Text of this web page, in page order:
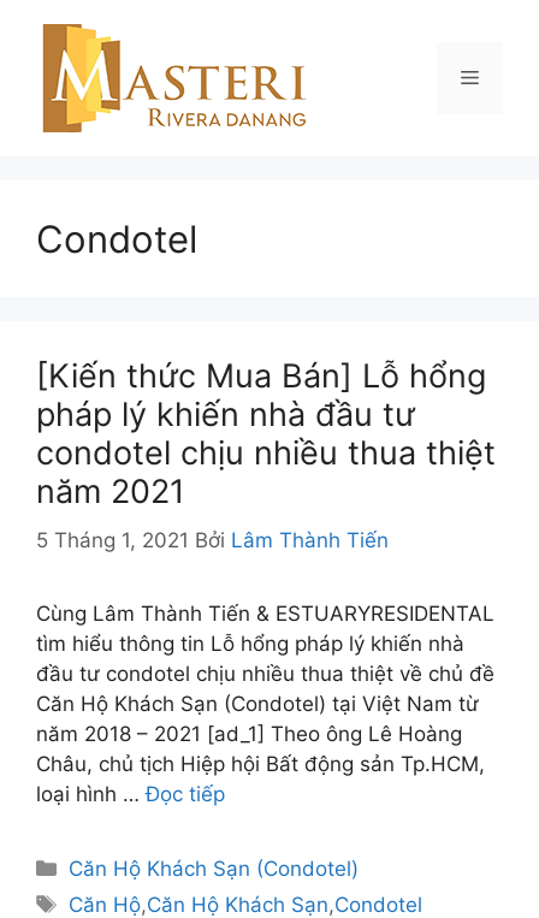
Menu
Condotel
[Kiến thức Mua Bán] Lỗ hổng
pháp lý khiến nhà đầu tư
condotel chịu nhiều thua thiệt
năm 2021
5 Tháng 1, 2021 Bởi Lâm Thành Tiến
Cùng Lâm Thành Tiến & ESTUARYRESIDENTAL
tìm hiểu thông tin Lỗ hổng pháp lý khiến nhà
đầu tư condotel chịu nhiều thua thiệt về chủ đề
Căn Hộ Khách Sạn (Condotel) tại Việt Nam từ
năm 2018 – 2021 [ad_1] Theo ông Lê Hoàng
Châu, chủ tịch Hiệp hội Bất động sản Tp.HCM,
loại hình …Đọc tiếp
Danh
mục
Căn Hộ Khách Sạn (Condotel)
Thẻ
Căn Hộ,Căn Hộ Khách Sạn,Condotel